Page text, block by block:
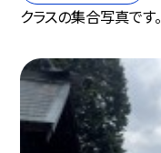
クラスの集合写真です。